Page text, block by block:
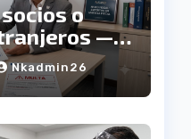
o
—
Nkadmin26